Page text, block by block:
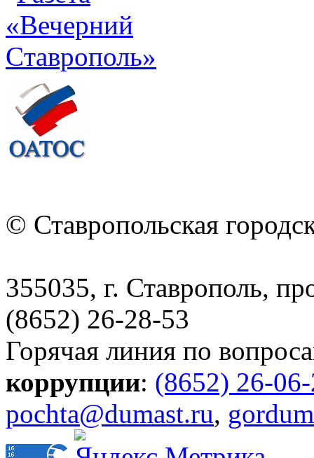
© Ставропольская
355035, г. Ставрополь,
(8652) 26-28-53
Горячая линия по
коррупции: (8652) 26-
pochta@dumast.ru,